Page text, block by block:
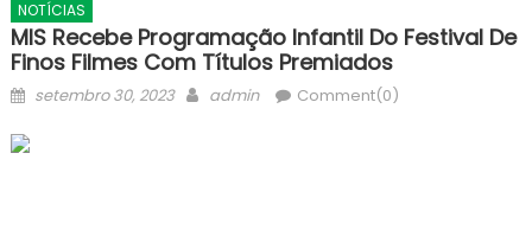
NOTÍCIAS
MIS Recebe Programação Infantil Do Festival De
Finos Filmes Com Títulos Premiados
Posted
setembro 30, 2023 Author
admin Comment(0)